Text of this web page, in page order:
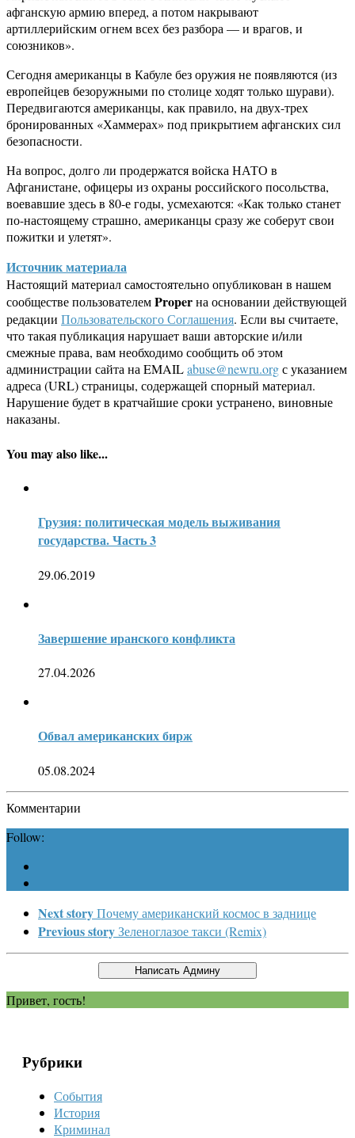
афганскую армию вперед, а потом накрывают
артиллерийским огнем всех без разбора — и врагов, и
союзников».
Сегодня американцы в Кабуле без оружия не появляются (из
европейцев безоружными по столице ходят только шурави).
Передвигаются американцы, как правило, на двух-трех
бронированных «Хаммерах» под прикрытием афганских сил
безопасности.
На вопрос, долго ли продержатся войска НАТО в
Афганистане, офицеры из охраны российского посольства,
воевавшие здесь в 80-е годы, усмехаются: «Как только станет
по-настоящему страшно, американцы сразу же соберут свои
пожитки и улетят».
Источник материала
Настоящий материал самостоятельно опубликован в нашем
сообществе пользователемProperна основании действующей
редакции Пользовательского Соглашения. Если вы считаете,
что такая публикация нарушает ваши авторские и/или
смежные права, вам необходимо сообщить об этом
администрации сайта на EMAILabuse@newru.orgс указанием
адреса (URL) страницы, содержащей спорный материал.
Нарушение будет в кратчайшие сроки устранено, виновные
наказаны.
You may also like...
Грузия: политическая модель выживания
государства. Часть 3
29.06.2019
Завершение иранского конфликта
27.04.2026
Обвал американских бирж
05.08.2024
Комментарии
Follow:
Next storyПочему американский космос в заднице
Previous storyЗеленоглазое такси (Remix)
Привет, гость!
Рубрики
События
История
Криминал